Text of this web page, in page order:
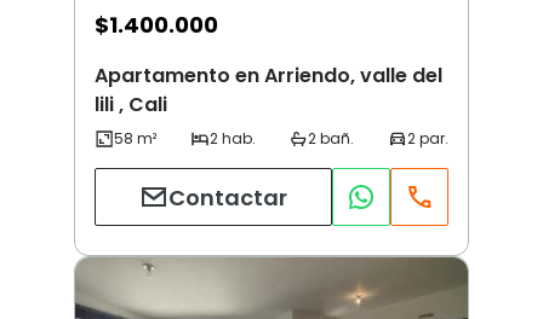
$1.400.000
Apartamento en Arriendo, valle del
lili , Cali
Contactar